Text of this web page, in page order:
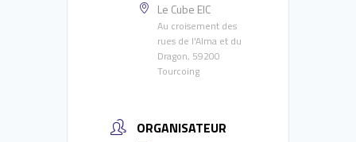
Le Cube EIC
Au croisement des
rues de l'Alma et du
Dragon, 59200
Tourcoing
ORGANISATEUR